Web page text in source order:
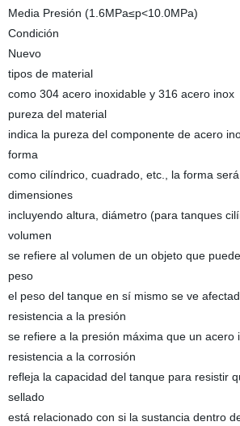
Media Presión (1.6MPa≤p<10.0MPa)
Condición
Nuevo
tipos de material
como 304 acero inoxidable y 316 acero inox
pureza del material
indica la pureza del componente de acero
forma
como cilíndrico, cuadrado, etc., la forma será
dimensiones
incluyendo altura, diámetro (para tanques
volumen
se refiere al volumen de un objeto que
peso
el peso del tanque en sí mismo se ve
resistencia a la presión
se refiere a la presión máxima que un acero
resistencia a la corrosión
refleja la capacidad del tanque para resistir
sellado
está relacionado con si la sustancia dentro